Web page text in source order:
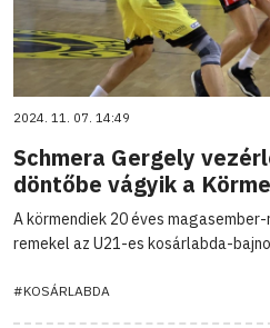
2024. 11. 07. 14:49
Schmera Gergely
döntőbe vágyik a
A körmendiek 20 éves
remekel az U21-es kosárlabda-
#KOSÁRLABDA